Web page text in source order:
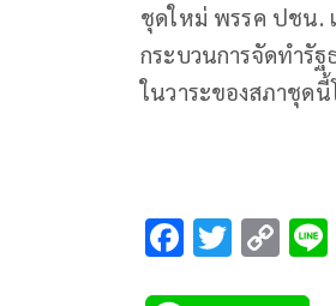
ชุดใหม่ พรรค ปชน.
กระบวนการจัดทำรัฐ
ในวาระของสภาชุดนี้
F T C